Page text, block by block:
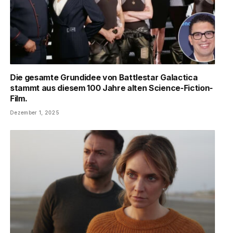
Die gesamte Grundidee von Battlestar Galactica
stammt aus diesem 100 Jahre alten Science-Fiction-
Film.
Dezember 1, 2025